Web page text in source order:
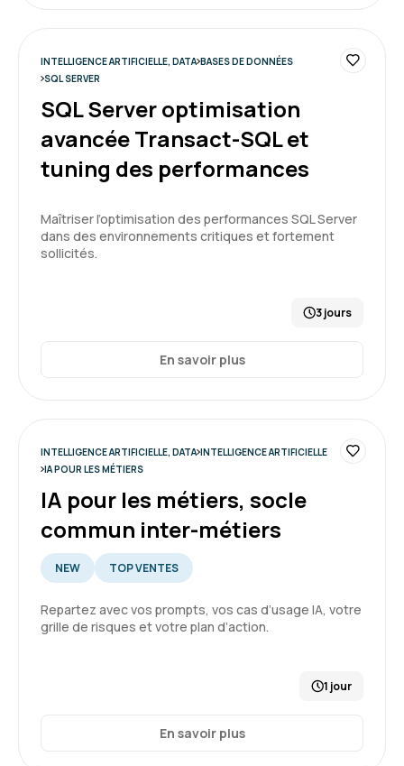
Guillaume B.
Formation riche. Au delà des exemples et de la
pratique, elle m'a donné une vision large sur l'IA
générative, ces opportunités, ses usages, ...
Formation : IA générative, état de l'art
-Beaucoup d'exercices pratiques
-Maitrise du formateur
Formation : Power BI, concevoir des tableaux de bord
Formation équilibrée avec théorie et pratique
sujets concrets sur nos problématiques
INTELLIGENCE ARTIFICIELLE, DATA BASES DE DONNÉES
SQL SERVER
SQL Server optimisation
avancée Transact-SQL et
tuning des performances
Maîtriser l’optimisation des performances SQL Server
dans des environnements critiques et fortement
sollicités.
3 jours
En savoir plus
INTELLIGENCE ARTIFICIELLE, DATA INTELLIGENCE ARTIFICIELLE
IA POUR LES MÉTIERS
IA pour les métiers, socle
commun inter-métiers
NEW TOP VENTES
Repartez avec vos prompts, vos cas d’usage IA, votre
grille de risques et votre plan d’action.
1 jour
En savoir plus